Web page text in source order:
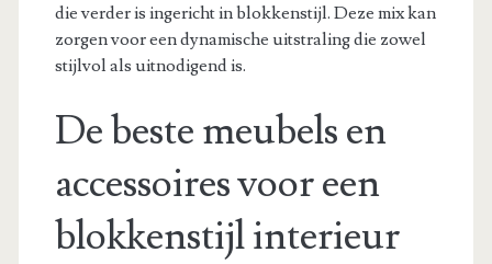
die verder is ingericht in blokkenstijl. Deze mix kan
zorgen voor een dynamische uitstraling die zowel
stijlvol als uitnodigend is.
De beste meubels en
accessoires voor een
blokkenstijl interieur